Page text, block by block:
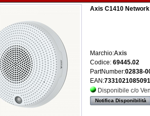
Axis C1410
Marchio:Axis
Codice: 69445.02
PartNumber:02838-
EAN:7331021085091
Disponibile c/o
Notifica Disponibilità